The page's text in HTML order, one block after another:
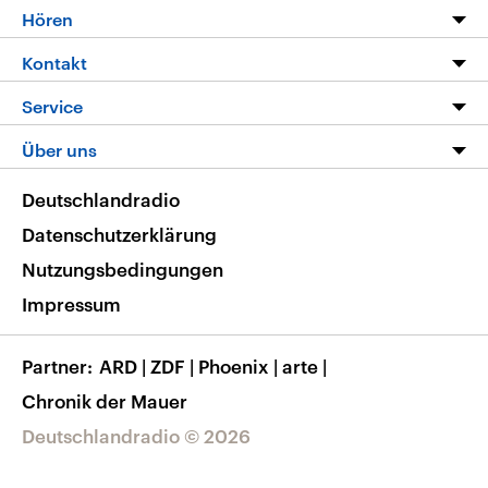
Programm
Die Nachrichten
Nachrichtenleicht
Neue Beiträge auf dlf.de
Hören
Livestream
Podcasts
Deutschlandfunk App
Nachrichten App
Frequenzen
Kontakt
Hörerservice
Service
FAQ
Veranstaltungen
Musikliste
RSS
Über uns
Barrierefreiheit
Deutschlandradio © 2026
Deutschlandradio
Datenschutzerklärung
Nutzungsbedingungen
Impressum
Partner ARD | ZDF | Phoenix | arte |
Chronik der Mauer